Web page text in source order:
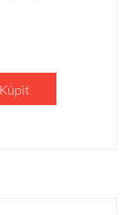
Kúpiť